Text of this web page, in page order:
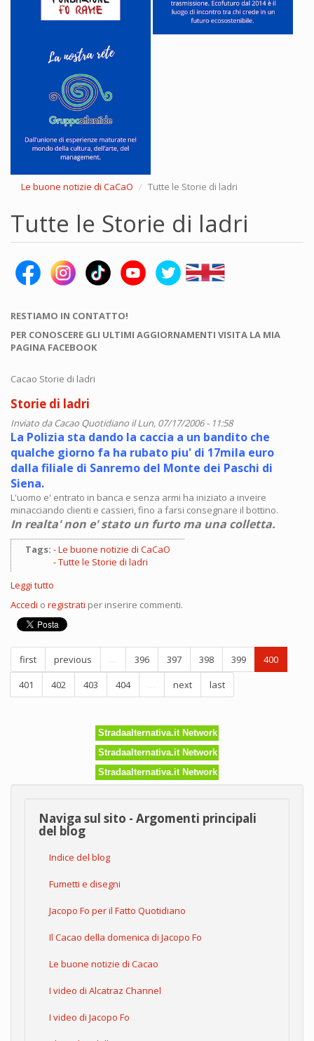
Le buone notizie di CaCaO Tutte le Storie di ladri
Tutte le Storie di ladri
RESTIAMO IN CONTATTO!
PER CONOSCERE GLI ULTIMI AGGIORNAMENTI VISITA LA MIA
PAGINA FACEBOOK
Cacao Storie di ladri
Storie di ladri
Inviato daCacao Quotidiano il Lun, 07/17/2006 - 11:58
La Polizia sta dando la caccia a un bandito che
qualche giorno fa ha rubato piu' di 17mila euro
dalla filiale di Sanremo del Monte dei Paschi di
Siena.
L'uomo e' entrato in banca e senza armi ha iniziato a inveire
minacciando clienti e cassieri, fino a farsi consegnare il bottino.
In realta' non e' stato un furto ma una colletta.
Tags:
Le buone notizie di CaCaO
Tutte le Storie di ladri
Leggi tutto
di
ladri
Accedi o registrati per inserire commenti.
first previous … 396 397 398 399
400
401
402 403 404 … next last
Stradaalternativa.it Network
Stradaalternativa.it Network
Stradaalternativa.it Network
Naviga sul sito - Argomenti principali
del blog
Indice del blog
Fumetti e disegni
Jacopo Fo per il Fatto Quotidiano
Il Cacao della domenica di Jacopo Fo
Le buone notizie di Cacao
I video di Alcatraz Channel
I video di Jacopo Fo